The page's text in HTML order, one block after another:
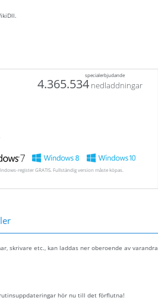
specialerbjudande
4.365.534 nedladdningar
register GRATIS. Fullständig version måste köpas.
skrivare etc., kan laddas ner oberoende av varandra
hör nu till det förflutna!